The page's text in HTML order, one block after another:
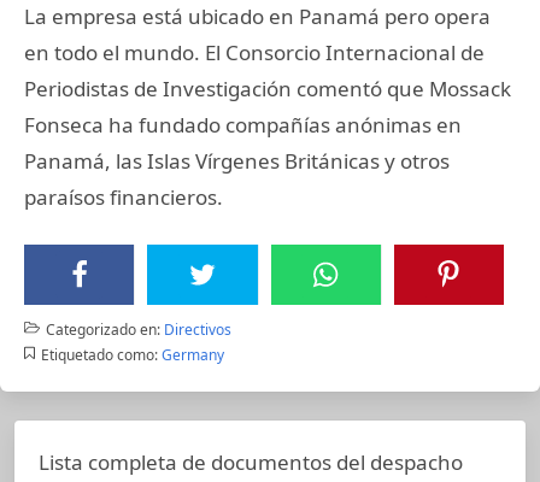
La empresa está ubicado en Panamá pero opera
en todo el mundo. El Consorcio Internacional de
Periodistas de Investigación comentó que Mossack
Fonseca ha fundado compañías anónimas en
Panamá, las Islas Vírgenes Británicas y otros
paraísos financieros.
Categorizado en: Directivos
Etiquetado como: Germany
Lista completa de documentos del despacho